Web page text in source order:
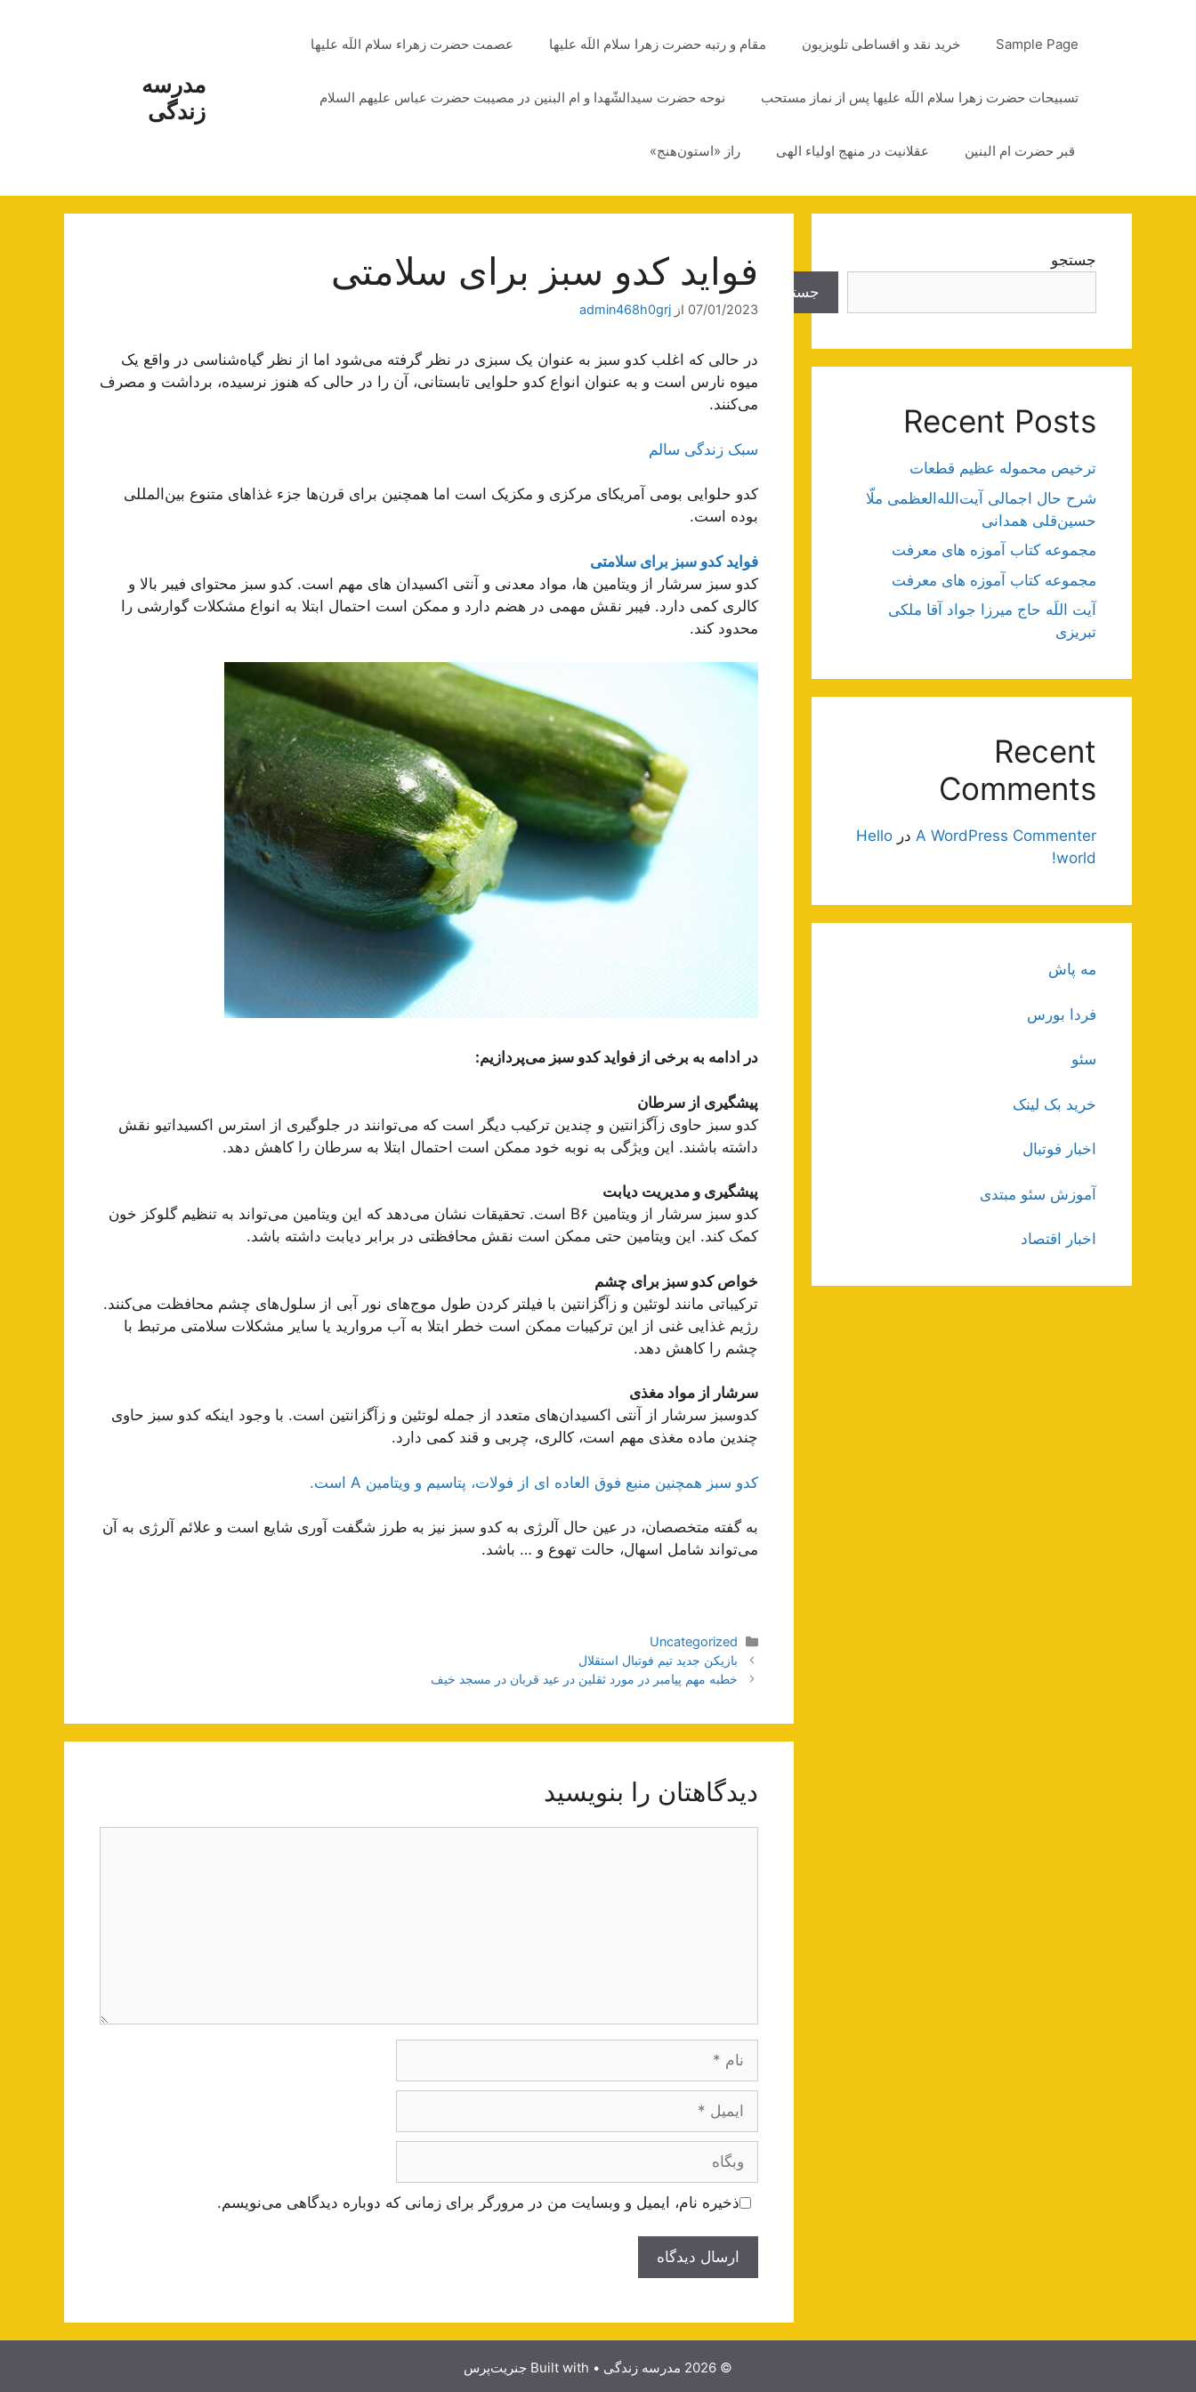
مدرسه
زندگی
Sample Page خرید نقد و اقساطی تلویزیون مقام و رتبه حضرت زهرا سلام اللَه علیها عصمت حضرت زهراء سلام اللَه علیها
تسبیحات حضرت زهرا سلام اللَه علیها پس از نماز مستحب نوحه حضرت سیدالشّهدا و ام البنین در مصیبت حضرت عباس علیهم السلام
قبر حضرت ام البنین عقلانیت در منهج اولیاء الهی راز «استون‌هنج»
فواید کدو سبز برای سلامتی
07/01/2023 از admin468h0grj
در حالی که اغلب کدو سبز به عنوان یک سبزی در نظر گرفته می‌شود اما از نظر گیاه‌شناسی در واقع یک
میوه نارس است و به عنوان انواع کدو حلوایی تابستانی، آن را در حالی که هنوز نرسیده، برداشت و مصرف
می‌کنند.
سبک زندگی سالم
کدو حلوایی بومی آمریکای مرکزی و مکزیک است اما همچنین برای قرن‌ها جزء غذاهای متنوع بین‌المللی
بوده است.
فواید کدو سبز برای سلامتی
کدو سبز سرشار از ویتامین ها، مواد معدنی و آنتی اکسیدان های مهم است. کدو سبز محتوای فیبر بالا و
کالری کمی دارد. فیبر نقش مهمی در هضم دارد و ممکن است احتمال ابتلا به انواع مشکلات گوارشی را
محدود کند.
در ادامه به برخی از فواید کدو سبز می‌پردازیم:
پیشگیری از سرطان
کدو سبز حاوی زآگزانتین و چندین ترکیب دیگر است که می‌توانند در جلوگیری از استرس اکسیداتیو نقش
داشته باشند. این ویژگی به نوبه خود ممکن است احتمال ابتلا به سرطان را کاهش دهد.
پیشگیری و مدیریت دیابت
کدو سبز سرشار از ویتامین B۶ است. تحقیقات نشان می‌دهد که این ویتامین می‌تواند به تنظیم گلوکز خون
کمک کند. این ویتامین حتی ممکن است نقش محافظتی در برابر دیابت داشته باشد.
خواص کدو سبز برای چشم
ترکیباتی مانند لوتئین و زآگزانتین با فیلتر کردن طول موج‌های نور آبی از سلول‌های چشم محافظت می‌کنند.
رژیم غذایی غنی از این ترکیبات ممکن است خطر ابتلا به آب مروارید یا سایر مشکلات سلامتی مرتبط با
چشم را کاهش دهد.
سرشار از مواد مغذی
کدوسبز سرشار از آنتی اکسیدان‌های متعدد از جمله لوتئین و زآگزانتین است. با وجود اینکه کدو سبز حاوی
چندین ماده مغذی مهم است، کالری، چربی و قند کمی دارد.
کدو سبز همچنین منبع فوق العاده ای از فولات، پتاسیم و ویتامین A است.
به گفته متخصصان، در عین حال آلرژی به کدو سبز نیز به طرز شگفت آوری شایع است و علائم آلرژی به آن
می‌تواند شامل اسهال، حالت تهوع و … باشد.
دسته‌ها
Uncategorized
ناوبری
نوشته‌ها
بازیکن جدید تیم فوتبال استقلال
خطبه مهم پیامبر در مورد ثقلین در عید قربان در مسجد خیف
دیدگاهتان را بنویسید
وبگاه
ذخیره نام، ایمیل و وبسایت من در مرورگر برای زمانی که دوباره دیدگاهی می‌نویسم.
جستجو
جستجو
Recent Posts
ترخیص محموله عظیم قطعات
شرح حال اجمالی آیت‌الله‌العظمی ملّا
حسین‌قلی همدانی
مجموعه کتاب آموزه های معرفت
مجموعه کتاب آموزه های معرفت
آیت اللَه حاج میرزا جواد آقا ملکی
تبریزی
Recent
Comments
A WordPress Commenter در Hello
world!
مه پاش
فردا بورس
سئو
خرید بک لینک
اخبار فوتبال
آموزش سئو مبتدی
اخبار اقتصاد
© 2026 مدرسه زندگی • Built with جنریت‌پرس